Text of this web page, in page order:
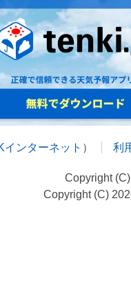
インターネット ） 利
Copyright
Copyright (C)